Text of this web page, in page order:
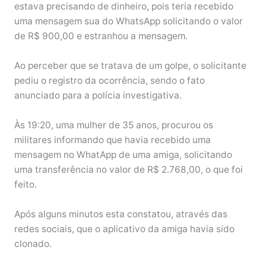
estava precisando de dinheiro, pois teria recebido
uma mensagem sua do WhatsApp solicitando o valor
de R$ 900,00 e estranhou a mensagem.
Ao perceber que se tratava de um golpe, o solicitante
pediu o registro da ocorrência, sendo o fato
anunciado para a polícia investigativa.
Às 19:20, uma mulher de 35 anos, procurou os
militares informando que havia recebido uma
mensagem no WhatApp de uma amiga, solicitando
uma transferência no valor de R$ 2.768,00, o que foi
feito.
Após alguns minutos esta constatou, através das
redes sociais, que o aplicativo da amiga havia sido
clonado.